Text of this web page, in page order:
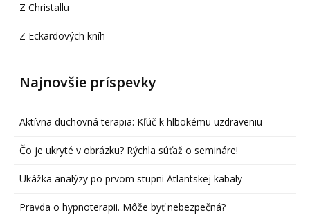
Z Christallu
Z Eckardových kníh
Najnovšie príspevky
Aktívna duchovná terapia: Kľúč k hlbokému uzdraveniu
Čo je ukryté v obrázku? Rýchla súťaž o semináre!
Ukážka analýzy po prvom stupni Atlantskej kabaly
Pravda o hypnoterapii. Môže byť nebezpečná?